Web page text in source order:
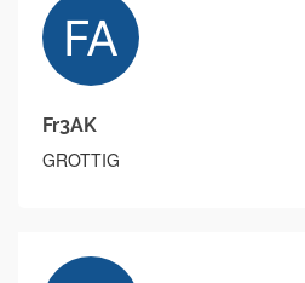
Fr3AK
GROTTIG